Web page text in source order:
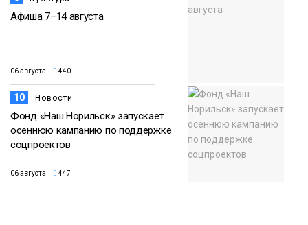
Афиша 7–14 августа
06 августа 440
10 Новости
Фонд «Наш Норильск» запускает
осеннюю кампанию по поддержке
соцпроектов
06 августа 447